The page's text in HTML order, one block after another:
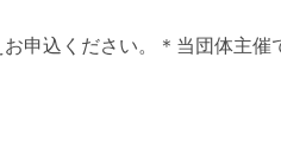
申込ください。＊当団体主催